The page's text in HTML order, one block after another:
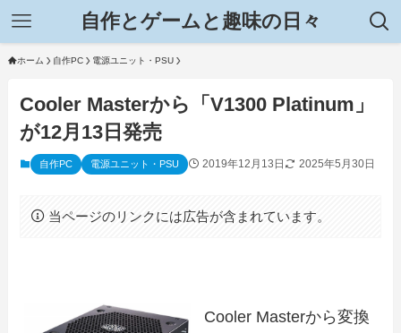
自作とゲームと趣味の日々
ホーム 自作PC 電源ユニット・PSU
Cooler Masterから「V1300 Platinum」
が12月13日発売
自作PC 電源ユニット・PSU 2019年12月13日 2025年5月30日
当ページのリンクには広告が含まれています。
Cooler Masterから変換